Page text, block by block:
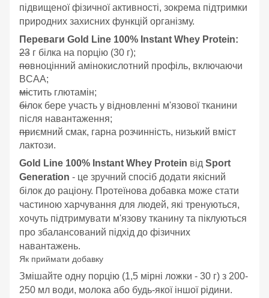
підвищеної фізичної активності, зокрема підтримки
природних захисних функцій організму.
Переваги Gold Line 100% Instant Whey Protein:
23 г білка на порцію (30 г);
повноцінний амінокислотний профіль, включаючи
BCAA;
містить глютамін;
білок бере участь у відновленні м'язової тканини
після навантаження;
приємний смак, гарна розчинність, низький вміст
лактози.
Gold Line 100% Instant Whey Protein від Sport
Generation - це зручний спосіб додати якісний
білок до раціону. Протеїнова добавка може стати
частиною харчування для людей, які тренуються,
хочуть підтримувати м'язову тканину та піклуються
про збалансований підхід до фізичних
навантажень.
Як приймати добавку
Змішайте одну порцію (1,5 мірні ложки - 30 г) з 200-
250 мл води, молока або будь-якої іншої рідини.